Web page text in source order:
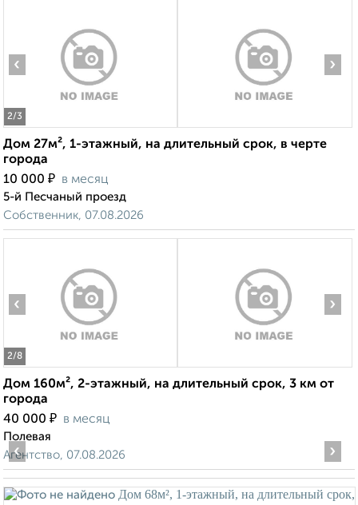
2/3
‹ ›
Дом 27м², 1-этажный, на длительный срок, в черте
города
10 000 ₽ в месяц
5-й Песчаный проезд
Собственник, 07.08.2026
2/8
‹ ›
Дом 160м², 2-этажный, на длительный срок, 3 км от
города
40 000 ₽ в месяц
Полевая
Агентство, 07.08.2026
‹ ›